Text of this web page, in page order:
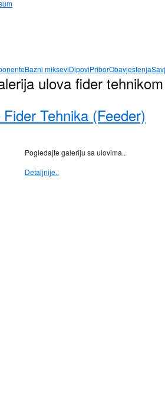
Bazni mikseviDipoviPriborObavjestenja
ulova fider tehnikom
Tehnika (Feeder)
Pogledajte galeriju sa ulovima..
Detaljnije..